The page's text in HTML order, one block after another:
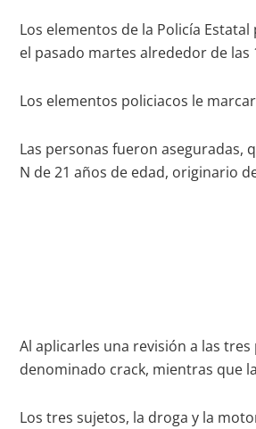
Los elementos de la Policía
el pasado martes alrededor de las
Los elementos policiacos le
Las personas fueron aseguradas,
N de 21 años de edad, originario
Al aplicarles una revisión a las
denominado crack, mientras que
Los tres sujetos, la droga y la